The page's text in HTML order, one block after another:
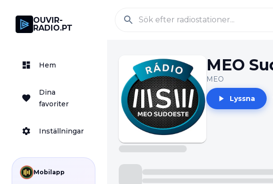
OUVIR-
RADIO.PT
Hem
Dina
favoriter
Inställningar
Mobilapp
MEO
MEO
Lyssna